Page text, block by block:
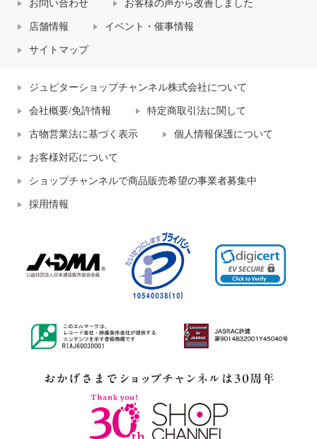
お問い合わせ お客様の声から改善しました
店舗情報 イベント・催事情報
サイトマップ
ジュピターショップチャンネル株式会社について
会社概要/免許情報 特定商取引法に関して
古物営業法に基づく表示 個人情報保護について
お客様対応について
ショップチャンネルで商品販売希望の事業者募集中
採用情報